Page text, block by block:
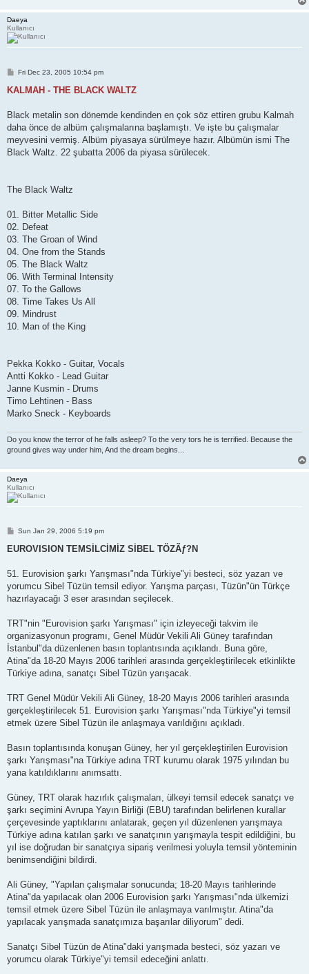
Daeya
Kullanıcı
P
s
Fri Dec 23, 2005 10:54 pm
KALMAH - THE BLACK WALTZ
Black metalin son dönemde kendinden en çok söz ettiren grubu Kalmah
daha önce de albüm çalışmalarına başlamıştı. Ve işte bu çalışmalar
meyvesini vermiş. Albüm piyasaya sürülmeye hazır. Albümün ismi The
Black Waltz. 22 şubatta 2006 da piyasa sürülecek.
The Black Waltz
01. Bitter Metallic Side
02. Defeat
03. The Groan of Wind
04. One from the Stands
05. The Black Waltz
06. With Terminal Intensity
07. To the Gallows
08. Time Takes Us All
09. Mindrust
10. Man of the King
Pekka Kokko - Guitar, Vocals
Antti Kokko - Lead Guitar
Janne Kusmin - Drums
Timo Lehtinen - Bass
Marko Sneck - Keyboards
Do you know the terror of he falls asleep? To the very tors he is terrified. Because the
ground gives way under him, And the dream begins...
Daeya
Kullanıcı
P
s
Sun Jan 29, 2006 5:19 pm
EUROVISION TEMSİLCİMİZ SİBEL TÖZÃƒ?N
51. Eurovision şarkı Yarışması"nda Türkiye"yi besteci, söz yazarı ve
yorumcu Sibel Tüzün temsil ediyor. Yarışma parçası, Tüzün"ün Türkçe
hazırlayacağı 3 eser arasından seçilecek.
TRT"nin "Eurovision şarkı Yarışması" için izleyeceği takvim ile
organizasyonun programı, Genel Müdür Vekili Ali Güney tarafından
İstanbul"da düzenlenen basın toplantısında açıklandı. Buna göre,
Atina"da 18-20 Mayıs 2006 tarihleri arasında gerçekleştirilecek etkinlikte
Türkiye adına, sanatçı Sibel Tüzün yarışacak.
TRT Genel Müdür Vekili Ali Güney, 18-20 Mayıs 2006 tarihleri arasında
gerçekleştirilecek 51. Eurovision şarkı Yarışması"nda Türkiye"yi temsil
etmek üzere Sibel Tüzün ile anlaşmaya varıldığını açıkladı.
Basın toplantısında konuşan Güney, her yıl gerçekleştirilen Eurovision
şarkı Yarışması"na Türkiye adına TRT kurumu olarak 1975 yılından bu
yana katıldıklarını anımsattı.
Güney, TRT olarak hazırlık çalışmaları, ülkeyi temsil edecek sanatçı ve
şarkı seçimini Avrupa Yayın Birliği (EBU) tarafından belirlenen kurallar
çerçevesinde yaptıklarını anlatarak, geçen yıl düzenlenen yarışmaya
Türkiye adına katılan şarkı ve sanatçının yarışmayla tespit edildiğini, bu
yıl ise doğrudan bir sanatçıya sipariş verilmesi yoluyla temsil yönteminin
benimsendiğini bildirdi.
Ali Güney, "Yapılan çalışmalar sonucunda; 18-20 Mayıs tarihlerinde
Atina"da yapılacak olan 2006 Eurovision şarkı Yarışması"nda ülkemizi
temsil etmek üzere Sibel Tüzün ile anlaşmaya varılmıştır. Atina"da
yapılacak yarışmada sanatçımıza başarılar diliyorum" dedi.
Sanatçı Sibel Tüzün de Atina"daki yarışmada besteci, söz yazarı ve
yorumcu olarak Türkiye"yi temsil edeceğini anlattı.